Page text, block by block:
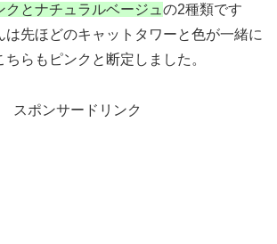
クとナチュラルベージュ の2種類です
は先ほどのキャットタワーと色が一緒に
ちらもピンクと断定しました。
スポンサードリンク